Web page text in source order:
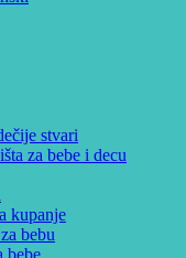
stvari
za bebe i decu
kupanje
bebu
bebe